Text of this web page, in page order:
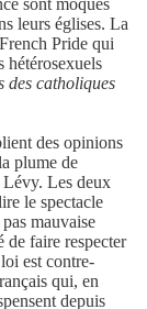
sont moqués
leurs églises. La
Pride qui
hétérosexuels
des catholiques
des opinions
plume de
Les deux
le spectacle
mauvaise
de faire respecter
est contre-
qui, en
depuis